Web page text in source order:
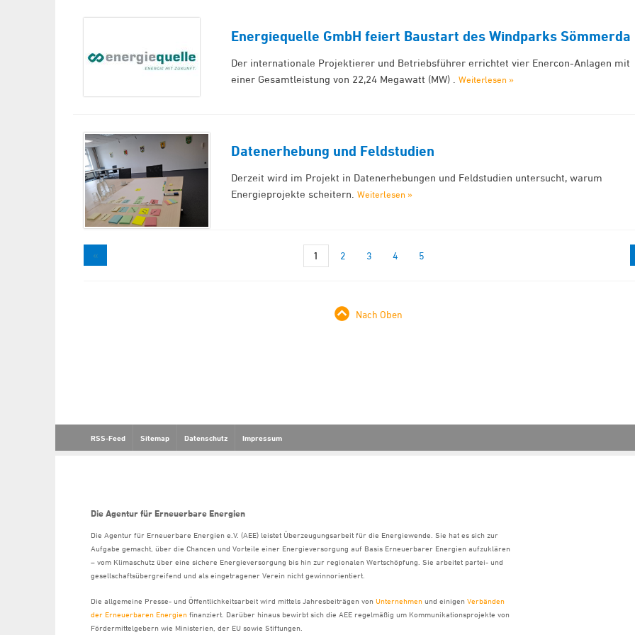
Energiequelle GmbH feiert Baustart des Windparks Sömmerda
Der internationale Projektierer und Betriebsführer errichtet vier Enercon-Anlagen mit
einer Gesamtleistung von 22,24 Megawatt (MW) .Weiterlesen »
Datenerhebung und Feldstudien
Derzeit wird im Projekt in Datenerhebungen und Feldstudien untersucht, warum
Energieprojekte scheitern.Weiterlesen »
« 1 2 3 4 5
Nach Oben
RSS-Feed Sitemap Datenschutz Impressum
Die Agentur für Erneuerbare Energien
Die Agentur für Erneuerbare Energien e.V. (AEE) leistet Überzeugungsarbeit für die Energiewende. Sie hat es sich zur
Aufgabe gemacht, über die Chancen und Vorteile einer Energieversorgung auf Basis Erneuerbarer Energien aufzuklären
– vom Klimaschutz über eine sichere Energieversorgung bis hin zur regionalen Wertschöpfung. Sie arbeitet partei- und
gesellschaftsübergreifend und als eingetragener Verein nicht gewinnorientiert.
Die allgemeine Presse- und Öffentlichkeitsarbeit wird mittels Jahresbeiträgen von Unternehmen und einigen Verbänden
der Erneuerbaren Energien finanziert. Darüber hinaus bewirbt sich die AEE regelmäßig um Kommunikationsprojekte von
Fördermittelgebern wie Ministerien, der EU sowie Stiftungen.